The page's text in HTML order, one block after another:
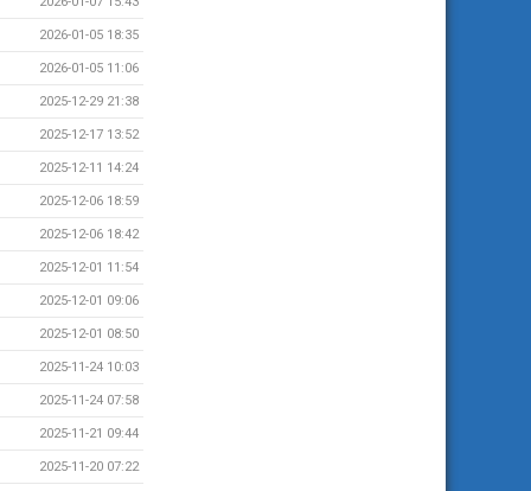
2026-01-05 18:35
2026-01-05 11:06
2025-12-29 21:38
2025-12-17 13:52
2025-12-11 14:24
2025-12-06 18:59
2025-12-06 18:42
2025-12-01 11:54
2025-12-01 09:06
2025-12-01 08:50
2025-11-24 10:03
2025-11-24 07:58
2025-11-21 09:44
2025-11-20 07:22